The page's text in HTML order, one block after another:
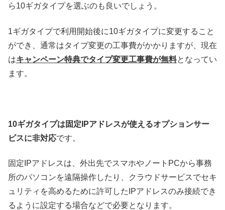
ら10ギガタイプを選ぶのも良いでしょう。
1ギガタイプで利用開始後に10ギガタイプに変更すること
ができ、通常はタイプ変更の工事費がかかりますが、現在
はキャンペーン特典でタイプ変更工事費が無料となってい
ます。
10ギガタイプは固定IPアドレスが使えるオプションサー
ビスに非対応です。
固定IPアドレスは、外出先でスマホやノートPCから事務
所のパソコンを遠隔操作したり、クラウドサービスでセキ
ュリティを高めるために許可したIPアドレスのみ接続でき
るように設定する場合などで必要となります。